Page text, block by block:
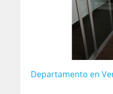
Departamento en